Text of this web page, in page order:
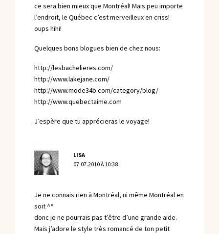
ce sera bien mieux que Montréal! Mais peu importe
l’endroit, le Québec c’est merveilleux en criss!
oups hihi!
Quelques bons blogues bien de chez nous:
http://lesbachelieres.com/
http://www.lakejane.com/
http://www.mode34b.com/category/blog/
http://www.quebectaime.com
J’espère que tu apprécieras le voyage!
LISA
07.07.2010 À 10:38
Je ne connais rien à Montréal, ni même Montréal en
soit ^^
donc je ne pourrais pas t’être d’une grande aide.
Mais j’adore le style très romancé de ton petit